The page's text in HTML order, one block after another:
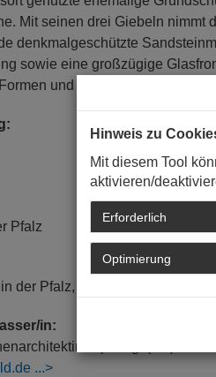
Mit seinen drei Giebeln nimmt
denkmalgeschützte
sowie eine großzügige
und Materialien und einer
Pfalz
der Pfalz,
in:
Dipl.-Ing. (FH) Prof.
Hinweis zu
Mit diesem Tool
aktivieren/
Erforderlich
Optimierung